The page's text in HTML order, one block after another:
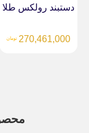
دستبند رولکس طلا
270,461,000 تومان